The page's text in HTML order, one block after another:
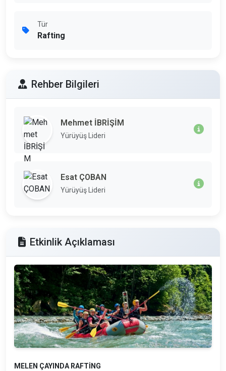
Tür
Rafting
Rehber Bilgileri
Mehmet İBRİŞİM
Yürüyüş Lideri
Esat ÇOBAN
Yürüyüş Lideri
Etkinlik Açıklaması
MELEN ÇAYINDA RAFTİNG